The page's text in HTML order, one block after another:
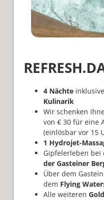
4 Nächte
Kulinarik
Wir schenken
von € 30 für eine
(einlösbar vor 15
1 Hydrojet-
Gipfelerleben bei
der Gasteiner
Über dem
dem Flying
Alle weiteren